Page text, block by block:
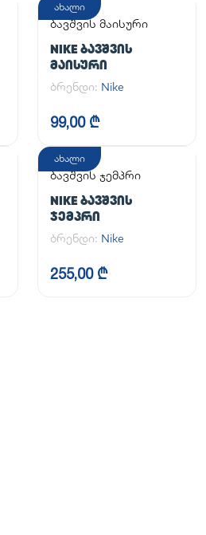
ახალი
ბავშვის მაისური
NIKE ᲑᲐᲕᲨᲕᲘᲡ
ᲛᲐᲘᲡᲣᲠᲘ
ბრენდი: Nike
99,00 ₾
ახალი
ბავშვის ჯემპრი
NIKE ᲑᲐᲕᲨᲕᲘᲡ
ᲯᲔᲛᲞᲠᲘ
ბრენდი: Nike
255,00 ₾